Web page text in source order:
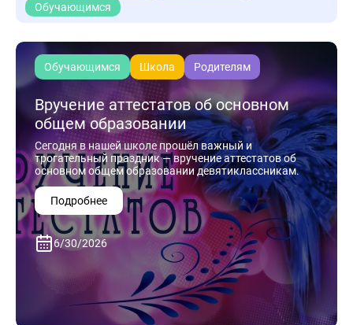
Обучающимся
Обучающимся Школа Родителям
Вручение аттестатов об основном
общем образовании
Сегодня в нашей школе прошёл важный и
трогательный праздник — вручение аттестатов об
основном общем образовании девятиклассникам.
Подробнее
6/30/2026